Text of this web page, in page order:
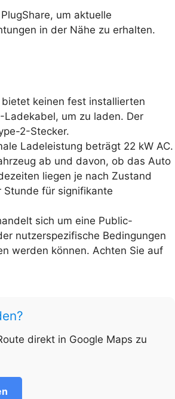
um aktuelle
in der Nähe zu erhalten.
bietet keinen fest installierten
um zu laden. Der
2-Stecker.
Ladeleistung beträgt 22 kW AC.
ab und davon, ob das Auto
liegen je nach Zustand
für signifikante
sich um eine Public-
nutzerspezifische Bedingungen
werden können. Achten Sie auf
direkt in Google Maps zu